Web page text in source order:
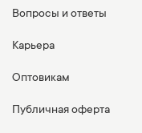
Вопросы и ответы
Карьера
Оптовикам
Публичная оферта